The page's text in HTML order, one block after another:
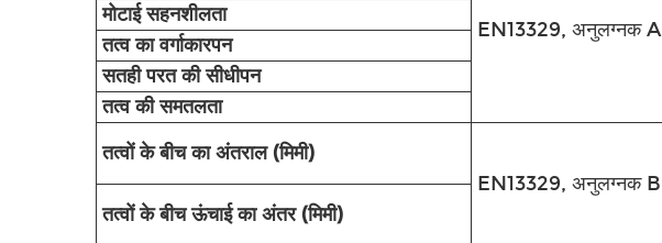
EN13329, अनुलग्नक A
मोटाई सहनशीलता
तत्व का वर्गाकारपन
सतही परत की सीधीपन
तत्व की समतलता
तत्वों के बीच का अंतराल (मिमी)
EN13329, अनुलग्नक B
तत्वों के बीच ऊंचाई का अंतर (मिमी)